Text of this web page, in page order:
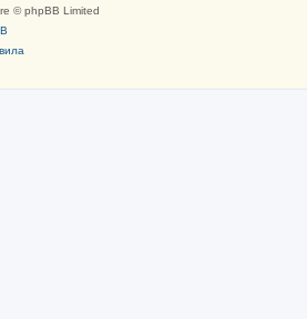
© phpBB Limited